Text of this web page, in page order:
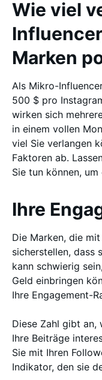
Wie viel
Marken
Als Mikro-
500 $ pro
wirken sich
in einem vollen
viel Sie verlangen
Faktoren ab.
Sie tun können,
Ihre
Die Marken, die
sicherstellen, dass
kann schwierig
Geld einbringen
Ihre Engagement-
Diese Zahl gibt an,
Ihre Beiträge
Sie mit Ihren
Indikator, den sie